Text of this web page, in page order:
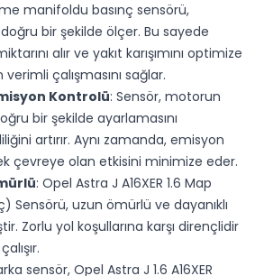
manifoldu basınç sensörü,
bir şekilde ölçer. Bu sayede
alır ve yakıt karışımını optimize
çalışmasını sağlar.
Kontrolü: Sensör, motorun
bir şekilde ayarlamasını
artırır. Aynı zamanda, emisyon
çevreye olan etkisini minimize eder.
: Opel Astra J A16XER 1.6 Map
Sensörü, uzun ömürlü ve dayanıklı
Zorlu yol koşullarına karşı dirençlidir
sensör, Opel Astra J 1.6 A16XER